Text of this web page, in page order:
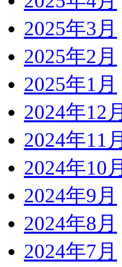
2025年3月
2025年2月
2025年1月
2024年12月
2024年11月
2024年10月
2024年9月
2024年8月
2024年7月